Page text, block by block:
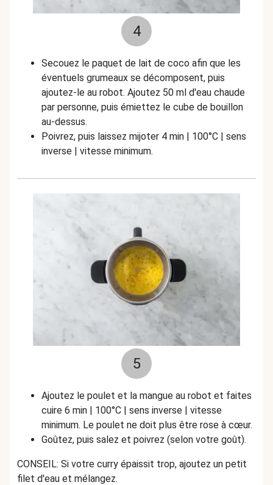
4
Secouez le paquet de lait de coco afin que les
éventuels grumeaux se décomposent, puis
ajoutez-le au robot. Ajoutez 50 ml d'eau chaude
par personne, puis émiettez le cube de bouillon
au-dessus.
Poivrez, puis laissez mijoter 4 min | 100°C | sens
inverse | vitesse minimum.
5
Ajoutez le poulet et la mangue au robot et faites
cuire 6 min | 100°C | sens inverse | vitesse
minimum. Le poulet ne doit plus être rose à cœur.
Goûtez, puis salez et poivrez (selon votre goût).
CONSEIL: Si votre curry épaissit trop, ajoutez un petit
filet d'eau et mélangez.